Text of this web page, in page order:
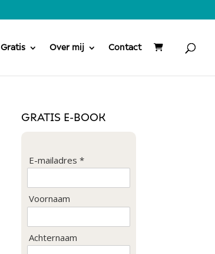
Gratis Over mij Contact
GRATIS E-BOOK
E-mailadres *
Voornaam
Achternaam